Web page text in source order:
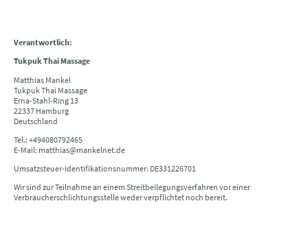
Verantwortlich:
Tukpuk Thai Massage
Matthias Mankel
Tukpuk Thai Massage
Erna-Stahl-Ring 13
22337 Hamburg
Deutschland
Tel.: +494080792465
E-Mail: matthias@mankelnet.de
Umsatzsteuer-Identifikationsnummer: DE331226701
Wir sind zur Teilnahme an einem Streitbeilegungsverfahren vor einer
Verbraucherschlichtungsstelle weder verpflichtet noch bereit.